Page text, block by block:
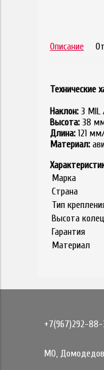
Описание
Технические
Наклон: 3 MIL
Высота: 38
Длина: 121
Материал:
Марка
Страна
Тип
Высота колец
Гарантия
Материал
+7(967)292-88-
МО,